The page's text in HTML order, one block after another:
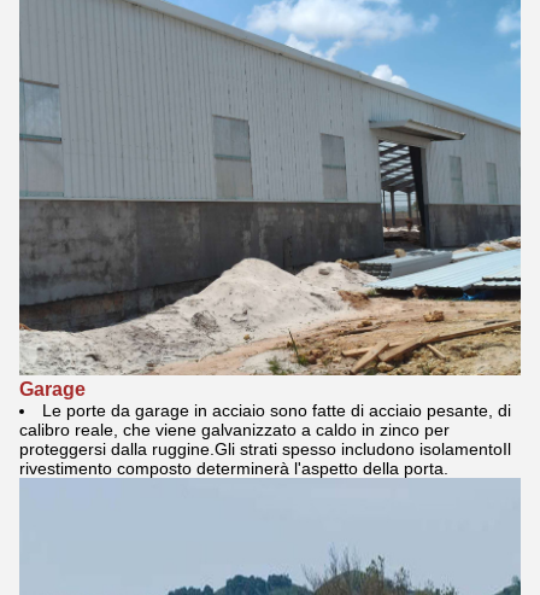
Garage
Le porte da garage in acciaio sono fatte di acciaio pesante, di
calibro reale, che viene galvanizzato a caldo in zinco per
proteggersi dalla ruggine.Gli strati spesso includono isolamentoIl
rivestimento composto determinerà l'aspetto della porta.